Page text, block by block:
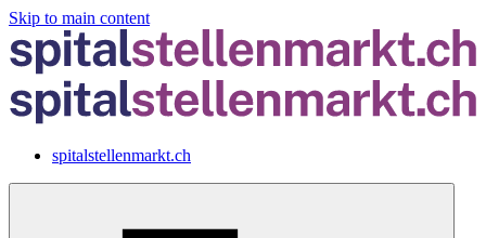
Skip to main content
spitalstellenmarkt.ch